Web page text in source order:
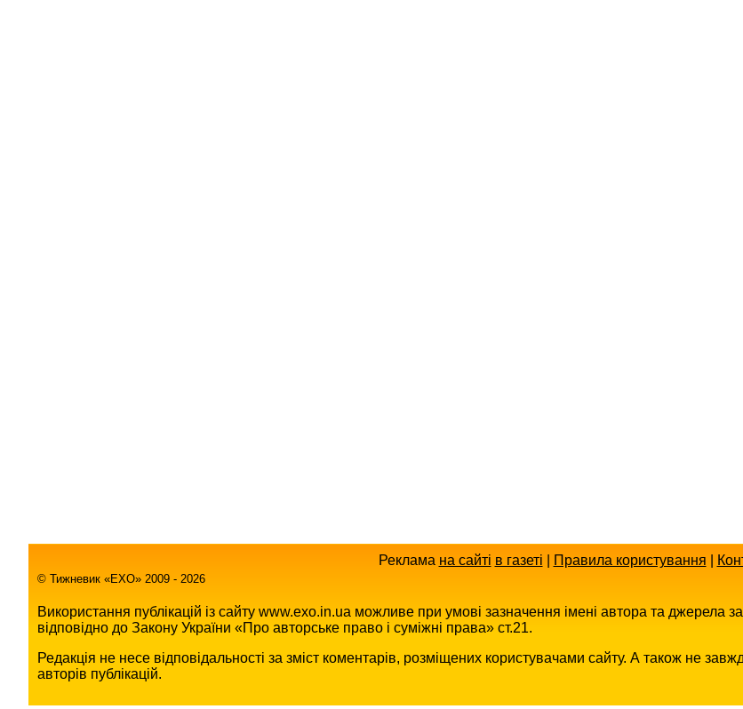
Реклама на сайті в газеті Правила користування
© Тижневик «EХO» 2009 - 2026
Використання публікацій із сайту www.exo.in.ua можливе при умові зазначення імені автора та джерела
відповідно до Закону України «Про авторське право і суміжні права» ст.21.
Редакція не несе відповідальності за зміст коментарів, розміщених користувачами сайту. А також не
авторів публікацій.